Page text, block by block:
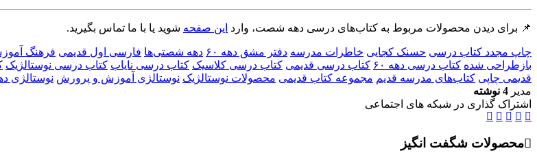
📌 برای دیدن محصولات مربوط به کتاب‌های درسی دهه شصت، وارد این صفحه شوید یا با ما تماس بگیرید.
چاپ مجدد کتاب درسی حسنک کجایی خاطرات مدرسه دفتر مشق دهه ۶۰ دهه شصتی‌ها فارسی اول قدیمی فرهنگ
بازطراحی شده کتاب درسی دهه ۶۰ کتاب درسی قدیمی کتاب درسی کلاسیک کتاب درسی نایاب کتاب درسی نوستالژیک
قدیمی چاپی کتاب‌های مدرسه قدیم مجموعه کتاب قدیمی محصولات نوستالژیک نوستالژی آموزش و پرورش نوستالژی
مدیر 4 نوشته
اشتراک گذاری در شبکه های اجتماعی
محصولات شگفت انگیز